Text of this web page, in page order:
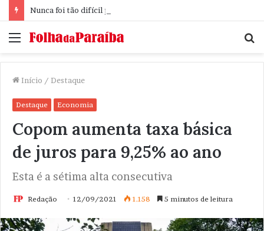
Nunca foi tão difícil pensar
Menu
Início / Destaque
Destaque Economia
Copom aumenta taxa básica
de juros para 9,25% ao ano
Esta é a sétima alta consecutiva
Redação 12/09/2021 1.158 5 minutos de leitura